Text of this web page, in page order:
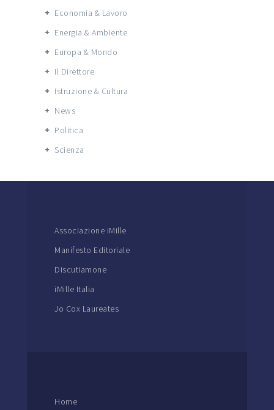
Economia & Lavoro
Energia & Ambiente
Europa & Mondo
Il Direttore
Istruzione & Cultura
News
Politica
Scienza
Associazione iMille
Manifesto Editoriale
Discutiamone
iMille Italia
Jo Cox Laureates
Home